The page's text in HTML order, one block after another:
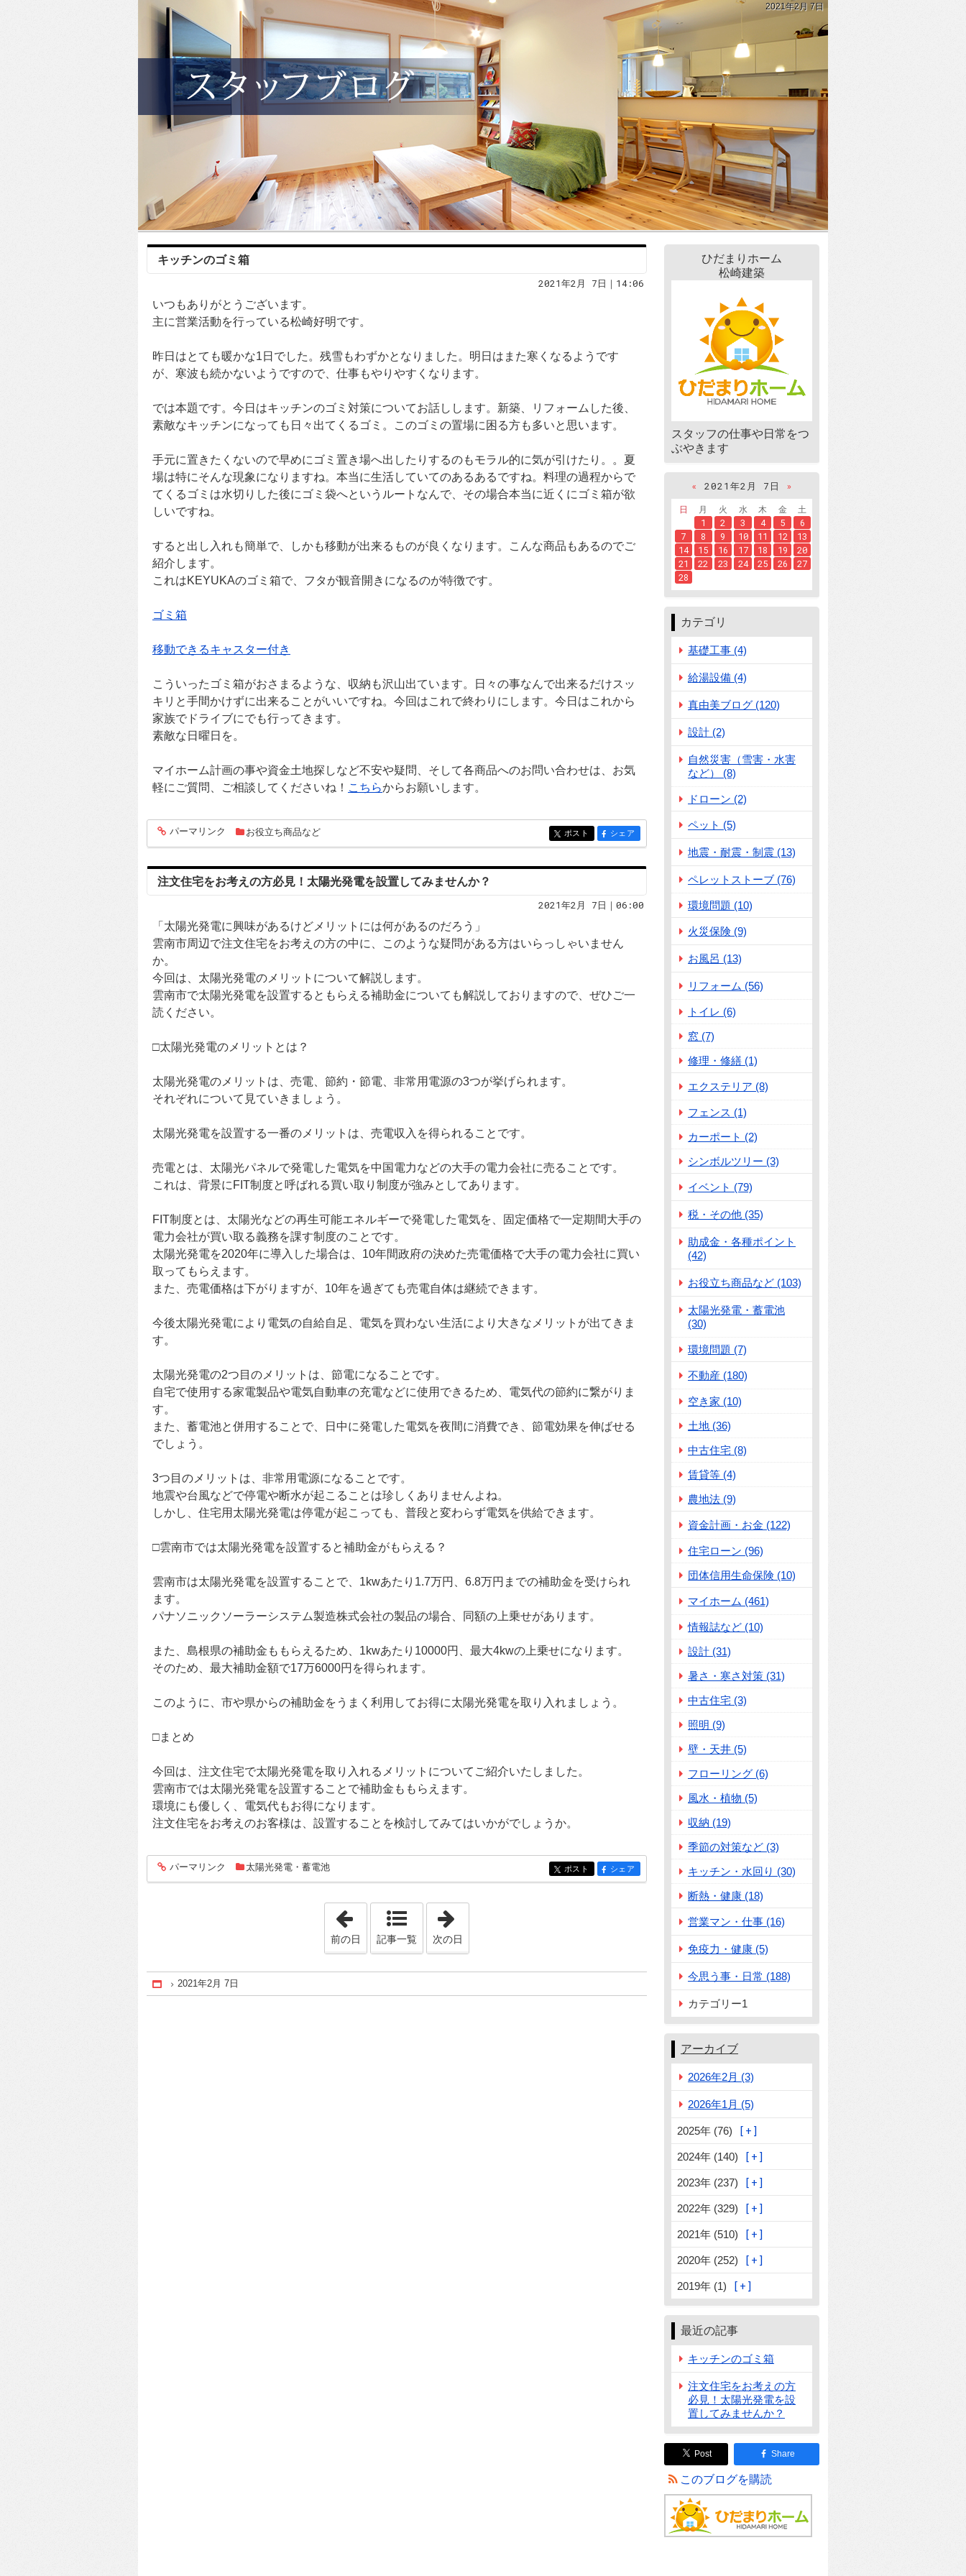
2021年2月 7日
キッチンのゴミ箱
2021年2月 7日｜14:06
いつもありがとうございます。
主に営業活動を行っている松崎好明です。
昨日はとても暖かな1日でした。残雪もわずかとなりました。明日はまた寒くなるようです
が、寒波も続かないようですので、仕事もやりやすくなります。
では本題です。今日はキッチンのゴミ対策についてお話しします。新築、リフォームした後、
素敵なキッチンになっても日々出てくるゴミ。このゴミの置場に困る方も多いと思います。
手元に置きたくないので早めにゴミ置き場へ出したりするのもモラル的に気が引けたり。。夏
場は特にそんな現象になりますね。本当に生活していてのあるあるですね。料理の過程からで
てくるゴミは水切りした後にゴミ袋へというルートなんで、その場合本当に近くにゴミ箱が欲
しいですね。
すると出し入れも簡単で、しかも移動が出来るものが良くなります。こんな商品もあるのでご
紹介します。
これはKEYUKAのゴミ箱で、フタが観音開きになるのが特徴です。
ゴミ箱
移動できるキャスター付き
こういったゴミ箱がおさまるような、収納も沢山出ています。日々の事なんで出来るだけスッ
キリと手間かけずに出来ることがいいですね。今回はこれで終わりにします。今日はこれから
家族でドライブにでも行ってきます。
素敵な日曜日を。
マイホーム計画の事や資金土地探しなど不安や疑問、そして各商品へのお問い合わせは、お気
軽にご質問、ご相談してくださいね！ こちらからお願いします。
entry555
パーマリンク お役立ち商品など entry555
ポスト entry555
シェア
注文住宅をお考えの方必見！太陽光発電を設置してみませんか？
2021年2月 7日｜06:00
「太陽光発電に興味があるけどメリットには何があるのだろう」
雲南市周辺で注文住宅をお考えの方の中に、このような疑問がある方はいらっしゃいません
か。
今回は、太陽光発電のメリットについて解説します。
雲南市で太陽光発電を設置するともらえる補助金についても解説しておりますので、ぜひご一
読ください。
□太陽光発電のメリットとは？
太陽光発電のメリットは、売電、節約・節電、非常用電源の3つが挙げられます。
それぞれについて見ていきましょう。
太陽光発電を設置する一番のメリットは、売電収入を得られることです。
売電とは、太陽光パネルで発電した電気を中国電力などの大手の電力会社に売ることです。
これは、背景にFIT制度と呼ばれる買い取り制度が強みとしてあります。
FIT制度とは、太陽光などの再生可能エネルギーで発電した電気を、固定価格で一定期間大手の
電力会社が買い取る義務を課す制度のことです。
太陽光発電を2020年に導入した場合は、10年間政府の決めた売電価格で大手の電力会社に買い
取ってもらえます。
また、売電価格は下がりますが、10年を過ぎても売電自体は継続できます。
今後太陽光発電により電気の自給自足、電気を買わない生活により大きなメリットが出てきま
す。
太陽光発電の2つ目のメリットは、節電になることです。
自宅で使用する家電製品や電気自動車の充電などに使用できるため、電気代の節約に繋がりま
す。
また、蓄電池と併用することで、日中に発電した電気を夜間に消費でき、節電効果を伸ばせる
でしょう。
3つ目のメリットは、非常用電源になることです。
地震や台風などで停電や断水が起こることは珍しくありませんよね。
しかし、住宅用太陽光発電は停電が起こっても、普段と変わらず電気を供給できます。
□雲南市では太陽光発電を設置すると補助金がもらえる？
雲南市は太陽光発電を設置することで、1kwあたり1.7万円、6.8万円までの補助金を受けられ
ます。
パナソニックソーラーシステム製造株式会社の製品の場合、同額の上乗せがあります。
また、島根県の補助金ももらえるため、1kwあたり10000円、最大4kwの上乗せになります。
そのため、最大補助金額で17万6000円を得られます。
このように、市や県からの補助金をうまく利用してお得に太陽光発電を取り入れましょう。
□まとめ
今回は、注文住宅で太陽光発電を取り入れるメリットについてご紹介いたしました。
雲南市では太陽光発電を設置することで補助金ももらえます。
環境にも優しく、電気代もお得になります。
注文住宅をお考えのお客様は、設置することを検討してみてはいかがでしょうか。
entry498
パーマリンク 太陽光発電・蓄電池 entry498
ポスト entry498
シェア
「2021年2月 6日」
前の日 記事一覧 次の日
Home
2021年2月 7日
ひだまりホーム
松崎建築
スタッフの仕事や日常をつ
ぶやきます
« 2021年2月 7日
»
日
月 火 水 木 金
土
1
2 3 4 5
6
7
8 9 10 11 12
13
14
15 16 17 18 19
20
21
22 23 24 25 26
27
28
カテゴリ
基礎工事 (4)
給湯設備 (4)
真由美ブログ (120)
設計 (2)
自然災害（雪害・水害
など） (8)
ドローン (2)
ペット (5)
地震・耐震・制震 (13)
ペレットストーブ (76)
環境問題 (10)
火災保険 (9)
お風呂 (13)
リフォーム (56)
トイレ (6)
窓 (7)
修理・修繕 (1)
エクステリア (8)
フェンス (1)
カーポート (2)
シンボルツリー (3)
イベント (79)
税・その他 (35)
助成金・各種ポイント
(42)
お役立ち商品など (103)
太陽光発電・蓄電池
(30)
環境問題 (7)
不動産 (180)
空き家 (10)
土地 (36)
中古住宅 (8)
賃貸等 (4)
農地法 (9)
資金計画・お金 (122)
住宅ローン (96)
団体信用生命保険 (10)
マイホーム (461)
情報誌など (10)
設計 (31)
暑さ・寒さ対策 (31)
中古住宅 (3)
照明 (9)
壁・天井 (5)
フローリング (6)
風水・植物 (5)
収納 (19)
季節の対策など (3)
キッチン・水回り (30)
断熱・健康 (18)
営業マン・仕事 (16)
免疫力・健康 (5)
今思う事・日常 (188)
カテゴリー1
アーカイブ
2026年2月 (3)
2026年1月 (5)
2025年 (76)
2024年 (140)
2023年 (237)
2022年 (329)
2021年 (510)
2020年 (252)
2019年 (1)
最近の記事
キッチンのゴミ箱
注文住宅をお考えの方
必見！太陽光発電を設
置してみませんか？
Post Share
このブログを購読